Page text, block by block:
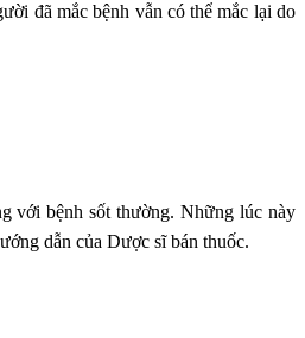
đã mắc bệnh vẫn có thể mắc lại do
với bệnh sốt thường. Những lúc này
dẫn của Dược sĩ bán thuốc.